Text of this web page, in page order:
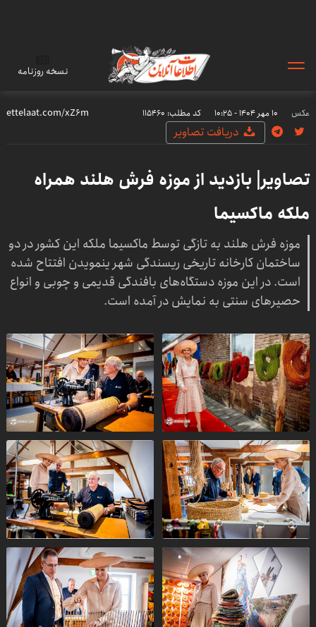
نسخه روزنامه
عکس ۱۰ مهر ۱۴۰۴ - ۱۰:۲۵ کد مطلب: 115460
دریافت تصاویر
تصاویر| بازدید از موزه فرش هلند همراه
ملکه ماکسیما
موزه فرش هلند به تازگی توسط ماکسیما ملکه این کشور در دو
ساختمان کارخانه تاریخی ریسندگی شهر ینمویدن افتتاح شده
است. در این موزه دستگاه‌های بافندگی قدیمی و چوبی و انواع
حصیرهای سنتی به نمایش در آمده است.